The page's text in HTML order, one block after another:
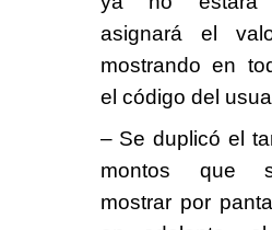
asignará el
mostrando en
el código del
– Se duplicó el
montos que
mostrar por